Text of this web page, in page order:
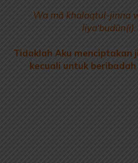
Wa mā khalaqtul-jinna
liya‘budūn(i).
Tidaklah Aku menciptakan
kecuali untuk